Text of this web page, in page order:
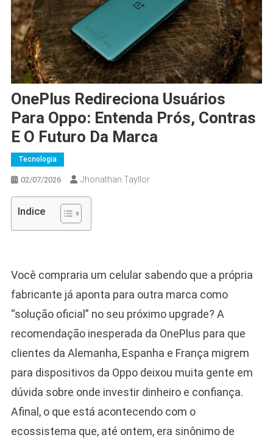
OnePlus Redireciona Usuários
Para Oppo: Entenda Prós, Contras
E O Futuro Da Marca
Tecnologia
02/07/2026 Jhonathan Tayllor
Indice
Você compraria um celular sabendo que a própria
fabricante já aponta para outra marca como
“solução oficial” no seu próximo upgrade? A
recomendação inesperada da OnePlus para que
clientes da Alemanha, Espanha e França migrem
para dispositivos da Oppo deixou muita gente em
dúvida sobre onde investir dinheiro e confiança.
Afinal, o que está acontecendo com o
ecossistema que, até ontem, era sinônimo de